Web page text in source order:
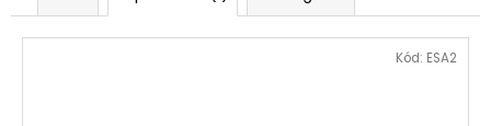
Kód: ESA2